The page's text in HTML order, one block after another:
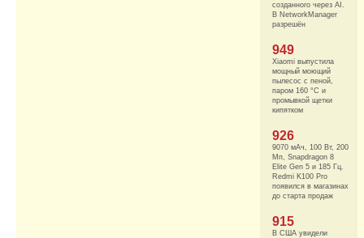
созданного через AI.
В NetworkManager
разрешён
949
Xiaomi выпустила
мощный моющий
пылесос с пеной,
паром 160 °C и
промывкой щетки
кипятком
926
9070 мАч, 100 Вт, 200
Мп, Snapdragon 8
Elite Gen 5 и 185 Гц.
Redmi K100 Pro
появился в магазинах
до старта продаж
915
В США увидели